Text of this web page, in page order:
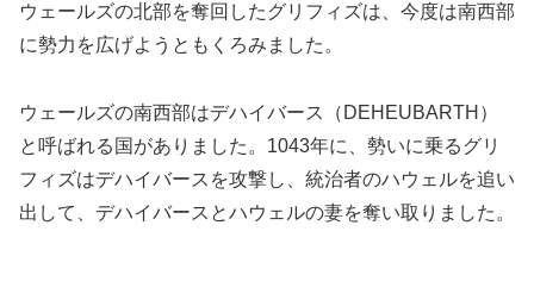
ウェールズの北部を奪回したグリフィズは、今度は南西部
に勢力を広げようともくろみました。
ウェールズの南西部はデハイバース（DEHEUBARTH）
と呼ばれる国がありました。1043年に、勢いに乗るグリ
フィズはデハイバースを攻撃し、統治者のハウェルを追い
出して、デハイバースとハウェルの妻を奪い取りました。